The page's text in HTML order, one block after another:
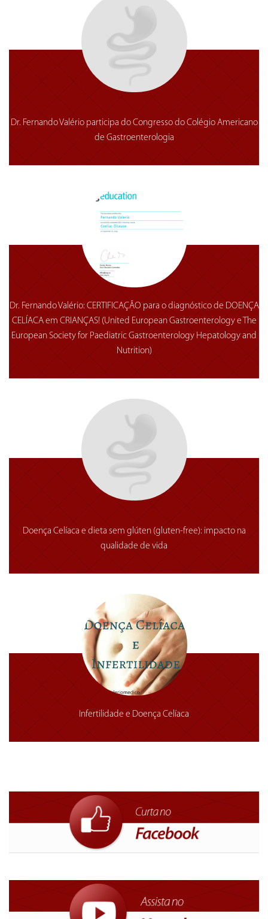
Dr. Fernando Valério participa do Congresso do Colégio Americano
de Gastroenterologia
Dr. Fernando Valério: CERTIFICAÇÃO para o diagnóstico de DOENÇA
CELÍACA em CRIANÇAS! (United European Gastroenterology e The
European Society for Paediatric Gastroenterology Hepatology and
Nutrition)
Doença Celíaca e dieta sem glúten (gluten-free): impacto na
qualidade de vida
Infertilidade e Doença Celíaca